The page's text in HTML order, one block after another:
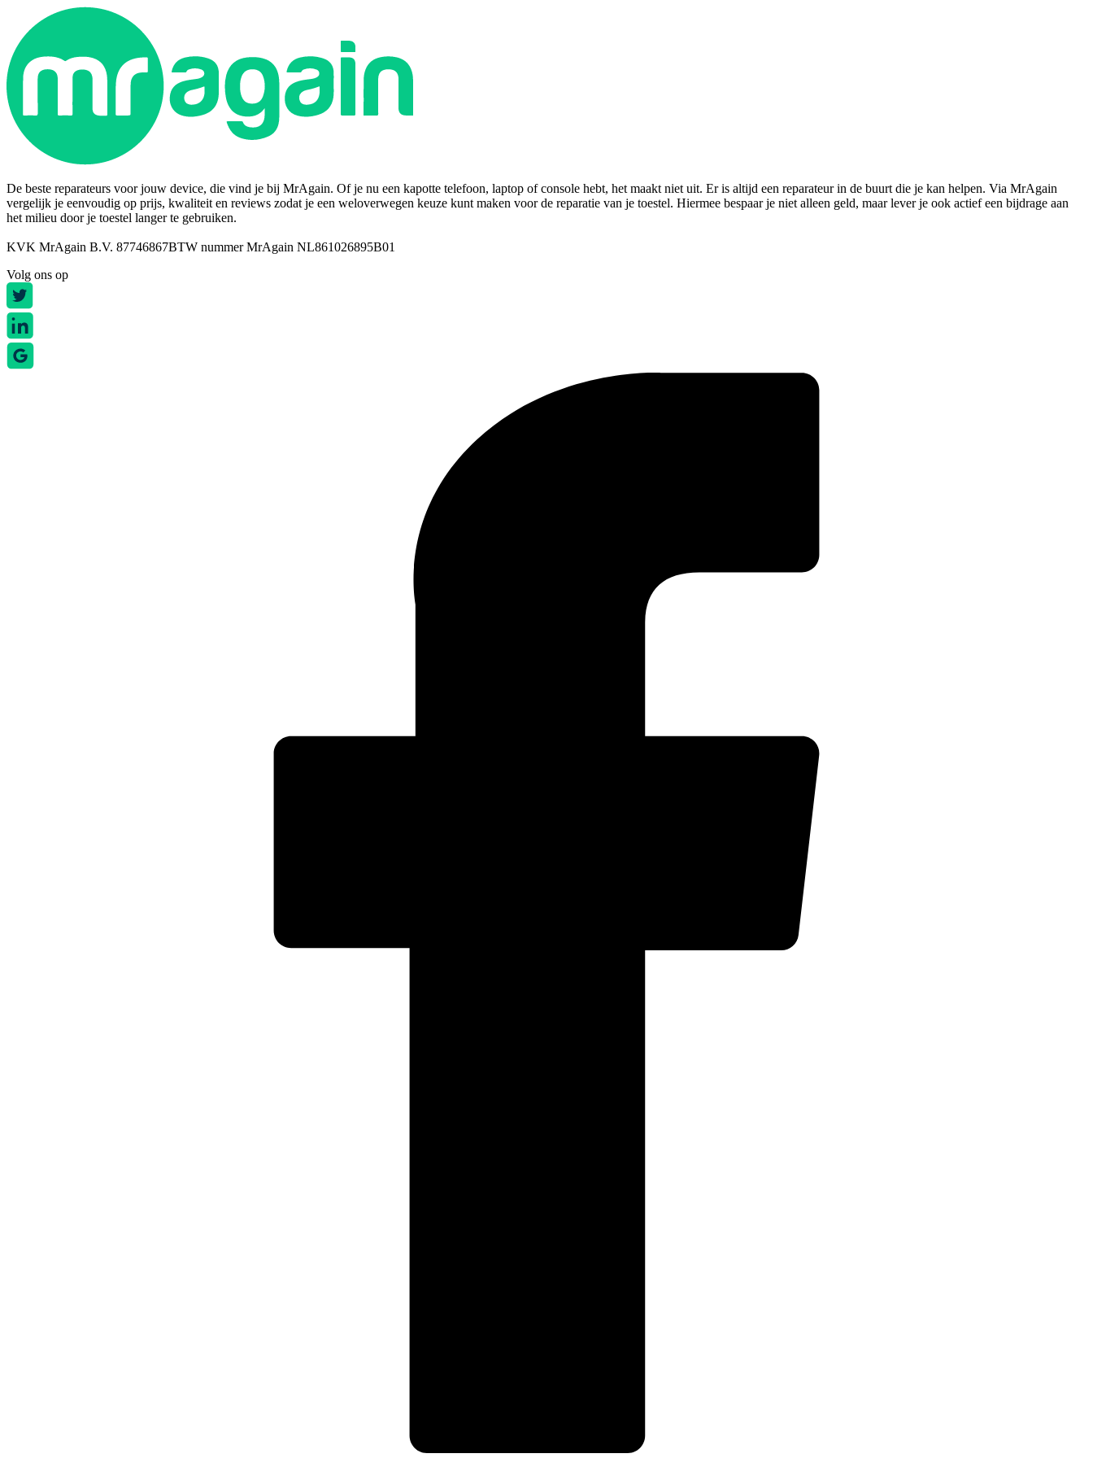
De beste reparateurs voor jouw device, die vind je bij MrAgain. Of je nu een kapotte telefoon, laptop of console hebt, het maakt niet uit. Er is altijd een reparateur in de buurt die je kan helpen. Via MrAgain
vergelijk je eenvoudig op prijs, kwaliteit en reviews zodat je een weloverwegen keuze kunt maken voor de reparatie van je toestel. Hiermee bespaar je niet alleen geld, maar lever je ook actief een bijdrage aan
het milieu door je toestel langer te gebruiken.
KVK MrAgain B.V. 87746867BTW nummer MrAgain NL861026895B01
Volg ons op